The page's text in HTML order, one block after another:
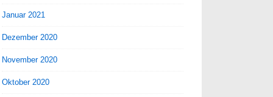
Januar 2021
Dezember 2020
November 2020
Oktober 2020